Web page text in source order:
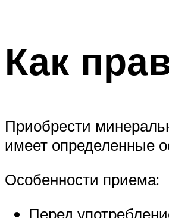
Как
Приобрести
имеет определенные
Особенности приема:
Перед